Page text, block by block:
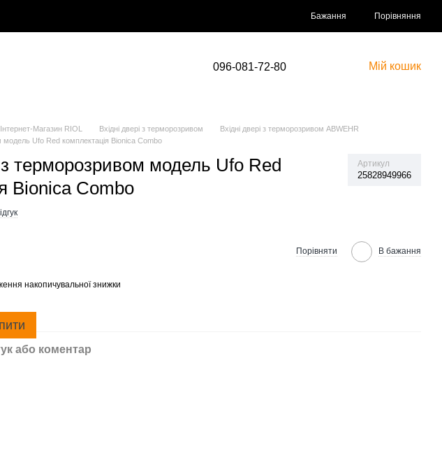
Бажання Порівняння
096-081-72-80 Мій кошик
Магазин RIOL Вхідні двері з терморозривом
Вхідні двері з терморозривом ABWEHR
модель Ufo Red комплектація Bionica Combo
з терморозривом модель Ufo Red
Bionica Combo
Артикул
25828949966
Порівняти В бажання
накопичувальної знижки
або коментар